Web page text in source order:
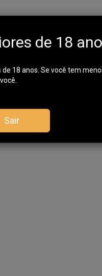
Mini - 35
Lanterna
Avise-me quando chegar
de 18
18 anos. Se você tem
Sair